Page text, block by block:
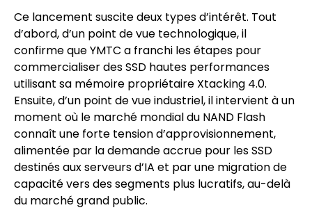
Ce lancement suscite deux types d’intérêt. Tout
d’abord, d’un point de vue technologique, il
confirme que YMTC a franchi les étapes pour
commercialiser des SSD hautes performances
utilisant sa mémoire propriétaire Xtacking 4.0.
Ensuite, d’un point de vue industriel, il intervient à un
moment où le marché mondial du NAND Flash
connaît une forte tension d’approvisionnement,
alimentée par la demande accrue pour les SSD
destinés aux serveurs d’IA et par une migration de
capacité vers des segments plus lucratifs, au-delà
du marché grand public.